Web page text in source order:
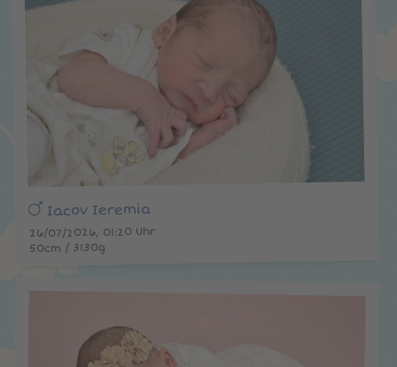
Iacov Ieremia
26/07/2026, 01:20 Uhr
50cm / 3130g